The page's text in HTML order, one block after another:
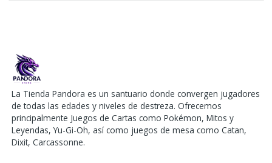
La Tienda Pandora es un santuario donde convergen jugadores
de todas las edades y niveles de destreza. Ofrecemos
principalmente Juegos de Cartas como Pokémon, Mitos y
Leyendas, Yu-Gi-Oh, así como juegos de mesa como Catan,
Dixit, Carcassonne.